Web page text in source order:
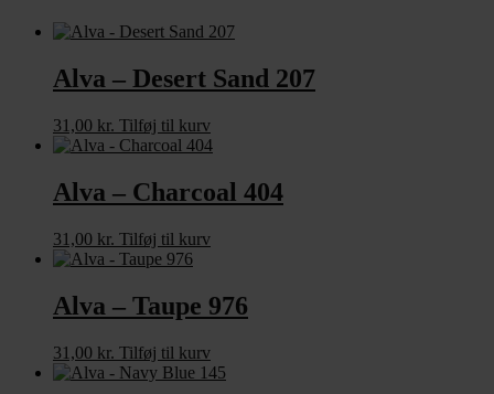
Alva – Desert Sand 207
31,00 kr. Tilføj til kurv
Alva – Charcoal 404
31,00 kr. Tilføj til kurv
Alva – Taupe 976
31,00 kr. Tilføj til kurv